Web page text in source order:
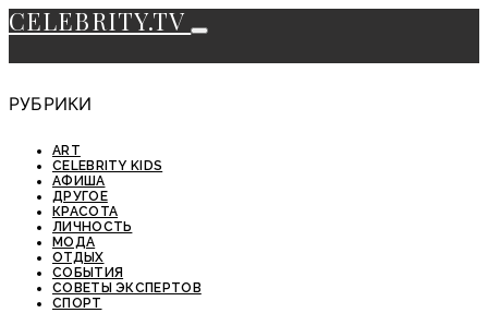
CELEBRITY.TV
РУБРИКИ
ART
CELEBRITY KIDS
АФИША
ДРУГОЕ
КРАСОТА
ЛИЧНОСТЬ
МОДА
ОТДЫХ
СОБЫТИЯ
СОВЕТЫ ЭКСПЕРТОВ
СПОРТ